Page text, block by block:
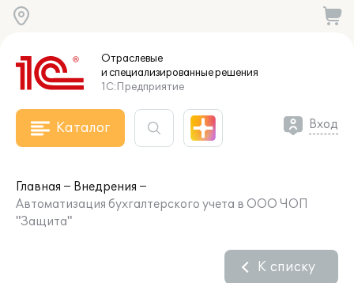
Отраслевые
и специализированныерешения
1С:Предприятие
Каталог Вход
Главная
Внедрения
Автоматизация бухгалтерского учета в ООО ЧОП
"Защита"
К списку